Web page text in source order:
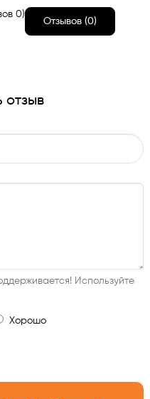
0)
Отзывов (0)
отзыв
Используйте
Хорошо